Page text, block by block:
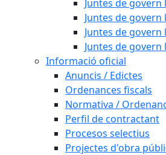
Juntes de govern
Juntes de govern
Juntes de govern
Juntes de govern
Informació oficial
Anuncis / Edictes
Ordenances fiscals
Normativa /
Perfil de contractant
Procesos selectius
Projectes d'obra